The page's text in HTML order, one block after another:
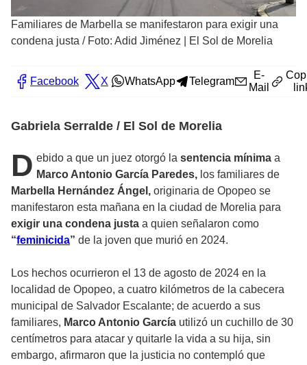
Familiares de Marbella se manifestaron para exigir una
condena justa / Foto: Adid Jiménez | El Sol de Morelia
Facebook X WhatsApp Telegram
E-
Mail
Gabriela Serralde / El Sol de Morelia
D ebido a que un juez otorgó la sentencia mínima a
Marco Antonio García Paredes, los familiares de
Marbella Hernández Ángel, originaria de Opopeo se
manifestaron esta mañana en la ciudad de Morelia para
exigir una condena justa a quien señalaron como
“feminicida” de la joven que murió en 2024.
Los hechos ocurrieron el 13 de agosto de 2024 en la
localidad de Opopeo, a cuatro kilómetros de la cabecera
municipal de Salvador Escalante; de acuerdo a sus
familiares, Marco Antonio García utilizó un cuchillo de 30
centímetros para atacar y quitarle la vida a su hija, sin
embargo, afirmaron que la justicia no contempló que